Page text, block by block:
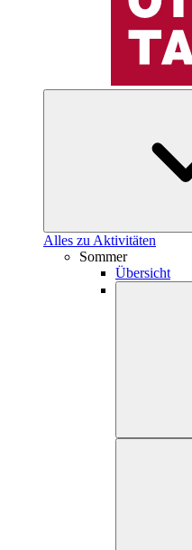
Alles zu Aktivitäten
Sommer
Übersicht